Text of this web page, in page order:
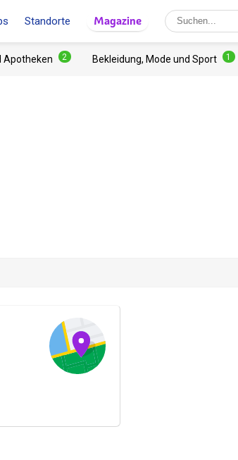
Standorte Magazine
Apotheken 2 Bekleidung, Mode und Sport 1